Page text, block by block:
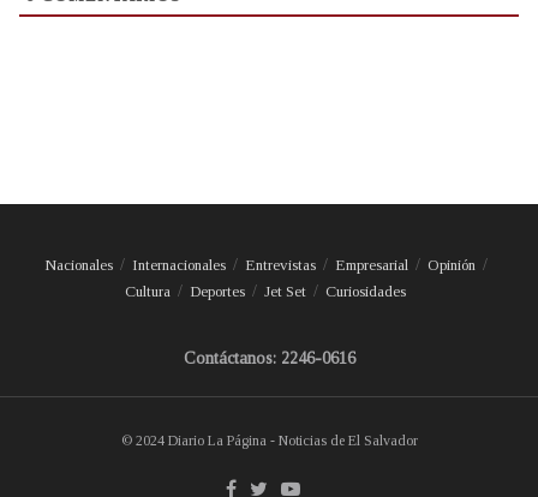
Nacionales Internacionales Entrevistas Empresarial
Opinión
Cultura
Deportes Jet Set Curiosidades
Contáctanos: 2246-0616
© 2024 Diario La Página - Noticias de El Salvador